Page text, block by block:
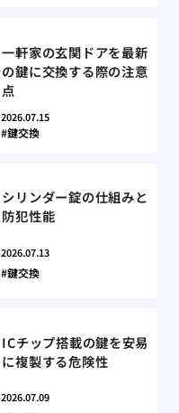
一軒家の玄関ドアを最新
の鍵に交換する際の注意
点
2026.07.15
鍵交換
シリンダー錠の仕組みと
防犯性能
2026.07.13
鍵交換
ICチップ搭載の鍵を安易
に複製する危険性
2026.07.09